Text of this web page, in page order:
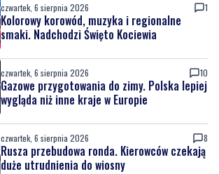
czwartek, 6 sierpnia 2026 1
Kolorowy korowód, muzyka i regionalne
smaki. Nadchodzi Święto Kociewia
czwartek, 6 sierpnia 2026 10
Gazowe przygotowania do zimy. Polska lepiej
wygląda niż inne kraje w Europie
czwartek, 6 sierpnia 2026 8
Rusza przebudowa ronda. Kierowców czekają
duże utrudnienia do wiosny